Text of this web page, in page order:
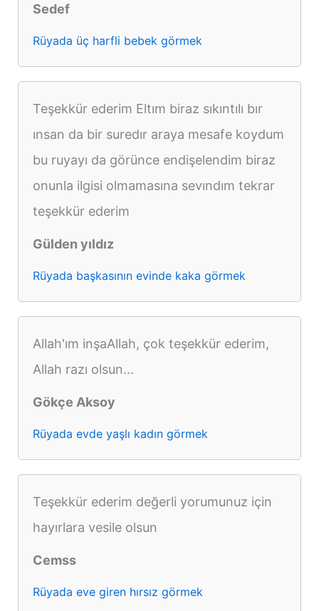
Sedef
Rüyada üç harfli bebek görmek
Teşekkür ederim Eltım biraz sıkıntılı bır
ınsan da bir suredır araya mesafe koydum
bu ruyayı da görünce endişelendim biraz
onunla ilgisi olmamasına sevındım tekrar
teşekkür ederim
Gülden yıldız
Rüyada başkasının evinde kaka görmek
Allah'ım inşaAllah, çok teşekkür ederim,
Allah razı olsun...
Gökçe Aksoy
Rüyada evde yaşlı kadın görmek
Teşekkür ederim değerli yorumunuz için
hayırlara vesile olsun
Cemss
Rüyada eve giren hırsız görmek